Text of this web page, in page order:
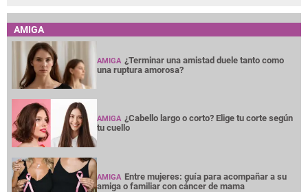
AMIGA
AMIGA ¿Terminar una amistad duele tanto como
una ruptura amorosa?
AMIGA ¿Cabello largo o corto? Elige tu corte según
tu cuello
AMIGA Entre mujeres: guía para acompañar a su
amiga o familiar con cáncer de mama